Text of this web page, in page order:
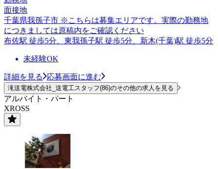
面接地
千葉県我孫子市 ※こちらは募集エリアです。実際の勤務地
につきましては原稿内をご確認ください
布佐駅 徒歩5分、東我孫子駅 徒歩5分、新木(千葉)駅 徒歩5分
未経験OK
詳細を見る 応募画面に進む
滝送電株式会社_送電工スタッフ(86)のその他の求人を見る
アルバイト・パート
XROSS